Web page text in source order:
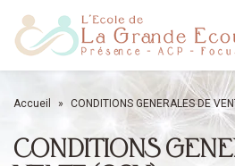
Accueil » CONDITIONS GENERALES DE
CONDITIONS